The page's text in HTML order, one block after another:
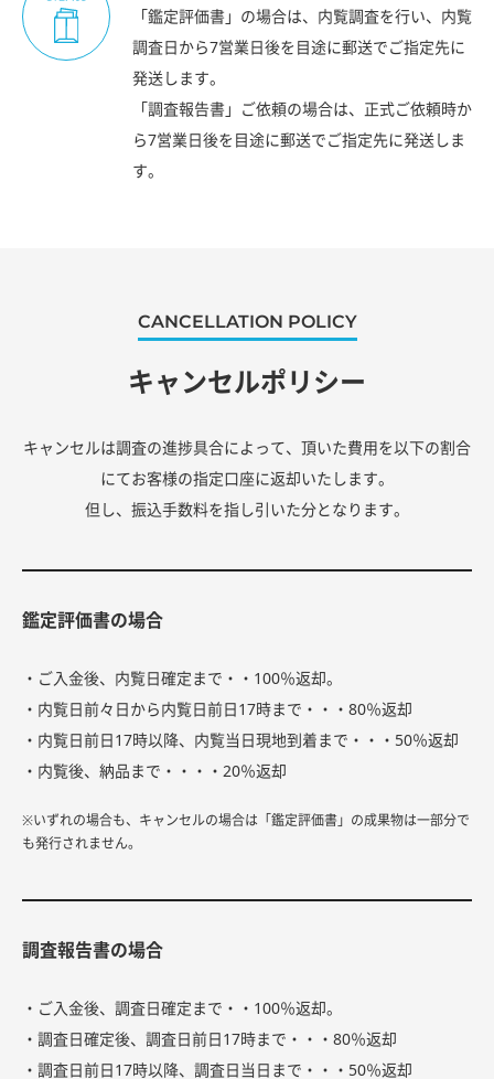
「鑑定評価書」の場合は、内覧調査を行い、内覧
調査日から7営業日後を目途に郵送でご指定先に
発送します。
「調査報告書」ご依頼の場合は、正式ご依頼時か
ら7営業日後を目途に郵送でご指定先に発送しま
す。
CANCELLATION POLICY
キャンセルポリシー
キャンセルは調査の進捗具合によって、頂いた費用を以下の割合
にてお客様の指定口座に返却いたします。
但し、振込手数料を指し引いた分となります。
鑑定評価書の場合
・ご入金後、内覧日確定まで・・100％返却。
・内覧日前々日から内覧日前日17時まで・・・80％返却
・内覧日前日17時以降、内覧当日現地到着まで・・・50％返却
・内覧後、納品まで・・・・20％返却
※いずれの場合も、キャンセルの場合は「鑑定評価書」の成果物は一部分で
も発行されません。
調査報告書の場合
・ご入金後、調査日確定まで・・100％返却。
・調査日確定後、調査日前日17時まで・・・80％返却
・調査日前日17時以降、調査日当日まで・・・50％返却